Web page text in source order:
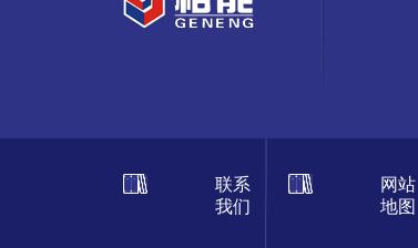
联系
我们
网站
地图